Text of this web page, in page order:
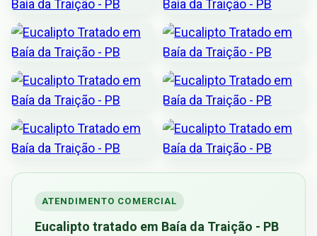
ATENDIMENTO COMERCIAL
Eucalipto tratado em Baía da Traição - PB